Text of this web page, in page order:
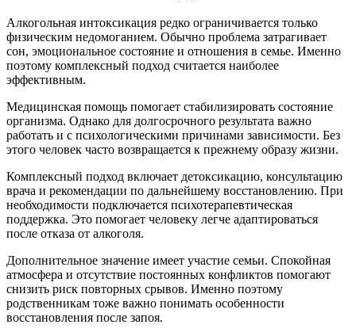
Алкогольная интоксикация редко ограничивается только
физическим недомоганием. Обычно проблема затрагивает
сон, эмоциональное состояние и отношения в семье. Именно
поэтому комплексный подход считается наиболее
эффективным.
Медицинская помощь помогает стабилизировать состояние
организма. Однако для долгосрочного результата важно
работать и с психологическими причинами зависимости. Без
этого человек часто возвращается к прежнему образу жизни.
Комплексный подход включает детоксикацию, консультацию
врача и рекомендации по дальнейшему восстановлению. При
необходимости подключается психотерапевтическая
поддержка. Это помогает человеку легче адаптироваться
после отказа от алкоголя.
Дополнительное значение имеет участие семьи. Спокойная
атмосфера и отсутствие постоянных конфликтов помогают
снизить риск повторных срывов. Именно поэтому
родственникам тоже важно понимать особенности
восстановления после запоя.